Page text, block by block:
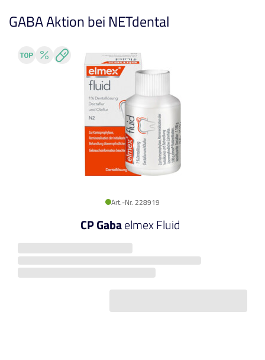
GABA Aktion bei NETdental
Art.-Nr. 228919
CP Gabaelmex Fluid